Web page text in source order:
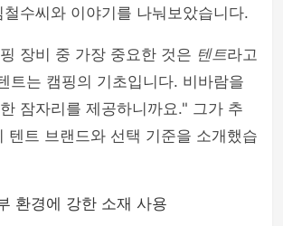
수씨와 이야기를 나눠보았습니다.
장비 중 가장 중요한 것은 텐트라고
트는 캠핑의 기초입니다. 비바람을
잠자리를 제공하니까요." 그가 추
텐트 브랜드와 선택 기준을 소개했습
환경에 강한 소재 사용